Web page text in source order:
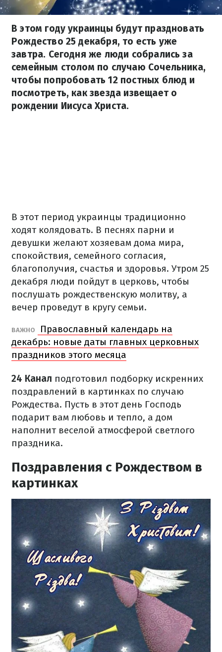
В этом году украинцы будут праздновать
Рождество 25 декабря, то есть уже
завтра. Сегодня же люди собрались за
семейным столом по случаю Сочельника,
чтобы попробовать 12 постных блюд и
посмотреть, как звезда извещает о
рождении Иисуса Христа.
В этот период украинцы традиционно
ходят колядовать. В песнях парни и
девушки желают хозяевам дома мира,
спокойствия, семейного согласия,
благополучия, счастья и здоровья. Утром 25
декабря люди пойдут в церковь, чтобы
послушать рождественскую молитву, а
вечер проведут в кругу семьи.
ВАЖНО
Православный календарь на
декабрь: новые даты главных церковных
праздников этого месяца
24 Канал подготовил подборку искренних
поздравлений в картинках по случаю
Рождества. Пусть в этот день Господь
подарит вам любовь и тепло, а дом
наполнит веселой атмосферой светлого
праздника.
Поздравления с Рождеством в
картинках